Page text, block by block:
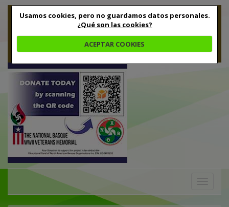
Usamos cookies, pero no guardamos datos personales.
¿Qué son las cookies?
ACEPTAR COOKIES